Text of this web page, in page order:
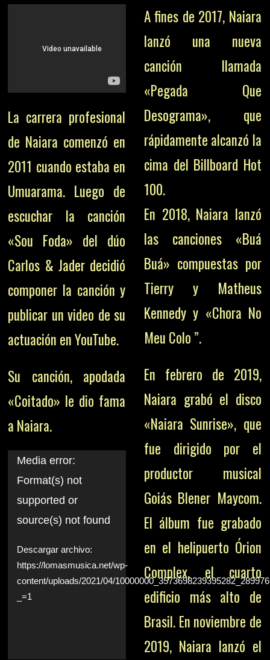
La carrera profesional
de Naiara comenzó en
2011 cuando estaba en
Umuarama. Luego de
escuchar la canción
«Sou Foda» del dúo
Carlos & Jader decidió
componer la canción y
publicar un video de su
actuación en YouTube.
Su canción, apodada
«Coitado» le dio fama
a Naiara.
Reproductor
de
vídeo
Media error:
Format(s) not
supported or
source(s) not found
Descargar archivo:
https://lomasmusica.net/wp-
content/uploads/2021/04/
_=1
A fines de 2017, Naiara
lanzó una nueva
canción llamada
«Pegada Que
Desograma», que
rápidamente alcanzó la
cima del Billboard Hot
100.
En 2018, Naiara lanzó
las canciones «Buá
Buá» compuestas por
Tierry y Matheus
Kennedy y «Chora No
Meu Colo ”.
En febrero de 2019,
Naiara grabó el disco
«Naiara Sunrise», que
fue dirigido por el
productor musical
Goiás Blener Maycom.
El álbum fue grabado
en el helipuerto Órion
Complex, el cuarto
edificio más alto de
Brasil. En noviembre de
2019, Naiara lanzó el